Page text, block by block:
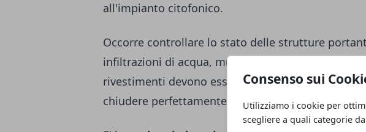
Consenso sui
Utilizziamo i cookie per
scegliere a quali categorie
all'impianto citofonico.
Occorre controllare lo stato delle strutture
infiltrazioni di acqua, muffe o crepe devono
rivestimenti devono essere in buono stato, le
chiudere perfettamente e le serrature devono